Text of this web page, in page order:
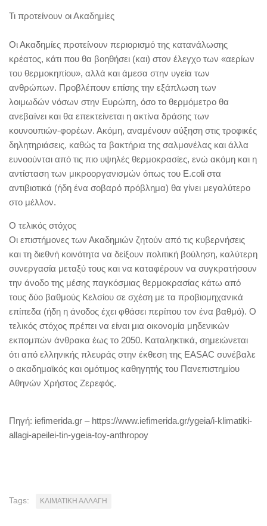
Τι προτείνουν οι Ακαδημίες
Οι Ακαδημίες προτείνουν περιορισμό της κατανάλωσης
κρέατος, κάτι που θα βοηθήσει (και) στον έλεγχο των «αερίων
του θερμοκηπίου», αλλά και άμεσα στην υγεία των
ανθρώπων. Προβλέπουν επίσης την εξάπλωση των
λοιμωδών νόσων στην Ευρώπη, όσο το θερμόμετρο θα
ανεβαίνει και θα επεκτείνεται η ακτίνα δράσης των
κουνουπιών-φορέων. Ακόμη, αναμένουν αύξηση στις τροφικές
δηλητηριάσεις, καθώς τα βακτήρια της σαλμονέλας και άλλα
ευνοούνται από τις πιο υψηλές θερμοκρασίες, ενώ ακόμη και η
αντίσταση των μικροοργανισμών όπως του E.coli στα
αντιβιοτικά (ήδη ένα σοβαρό πρόβλημα) θα γίνει μεγαλύτερο
στο μέλλον.
Ο τελικός στόχος
Οι επιστήμονες των Ακαδημιών ζητούν από τις κυβερνήσεις
και τη διεθνή κοινότητα να δείξουν πολιτική βούληση, καλύτερη
συνεργασία μεταξύ τους και να καταφέρουν να συγκρατήσουν
την άνοδο της μέσης παγκόσμιας θερμοκρασίας κάτω από
τους δύο βαθμούς Κελσίου σε σχέση με τα προβιομηχανικά
επίπεδα (ήδη η άνοδος έχει φθάσει περίπου τον ένα βαθμό). Ο
τελικός στόχος πρέπει να είναι μια οικονομία μηδενικών
εκπομπών άνθρακα έως το 2050. Καταληκτικά, σημειώνεται
ότι από ελληνικής πλευράς στην έκθεση της EASAC συνέβαλε
ο ακαδημαϊκός και ομότιμος καθηγητής του Πανεπιστημίου
Αθηνών Χρήστος Ζερεφός.
Πηγή: iefimerida.gr – https://www.iefimerida.gr/ygeia/i-klimatiki-
allagi-apeilei-tin-ygeia-toy-anthropoy
Tags: ΚΛΙΜΑΤΙΚΗ ΑΛΛΑΓΗ